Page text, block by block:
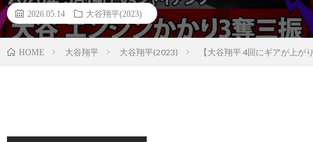
2026.05.14 大谷翔平(2023)
HOME 大谷翔平 大谷翔平(2023) 【大谷翔平 4回にギアが上